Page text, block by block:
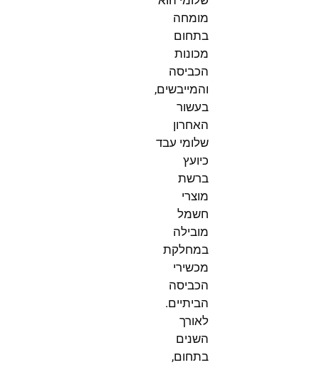
מומחה
בתחום
מכונות
הכביסה
והמייבשים,
בעשור
האחרון
שלומי עבד
כיועץ
ברשת
מוצרי
חשמל
מובילה
במחלקת
מכשירי
הכביסה
הביתיים.
לאורך
השנים
בתחום,